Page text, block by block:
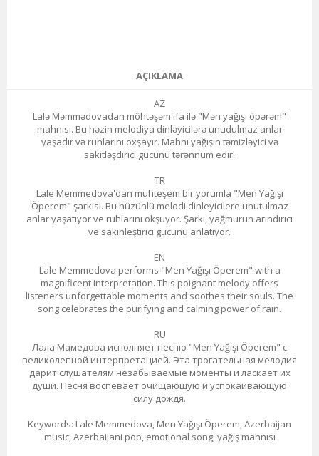
AÇIKLAMA
AZ
Lalə Məmmədovadan möhtəşəm ifa ilə "Mən yağışı öpərəm"
mahnısı. Bu həzin melodiya dinləyicilərə unudulmaz anlar
yaşadır və ruhlarını oxşayır. Mahnı yağışın təmizləyici və
sakitləşdirici gücünü tərənnüm edir.
TR
Lale Memmedova'dan muhteşem bir yorumla "Men Yağışı
Öperem" şarkısı. Bu hüzünlü melodi dinleyicilere unutulmaz
anlar yaşatıyor ve ruhlarını okşuyor. Şarkı, yağmurun arındırıcı
ve sakinleştirici gücünü anlatıyor.
EN
Lale Memmedova performs "Men Yağışı Öperem" with a
magnificent interpretation. This poignant melody offers
listeners unforgettable moments and soothes their souls. The
song celebrates the purifying and calming power of rain.
RU
Лала Мамедова исполняет песню "Men Yağışı Öperem" с
великолепной интерпретацией. Эта трогательная мелодия
дарит слушателям незабываемые моменты и ласкает их
души. Песня воспевает очищающую и успокаивающую
силу дождя.
Keywords: Lale Memmedova, Men Yağışı Öperem, Azerbaijan
music, Azerbaijani pop, emotional song, yağış mahnısı